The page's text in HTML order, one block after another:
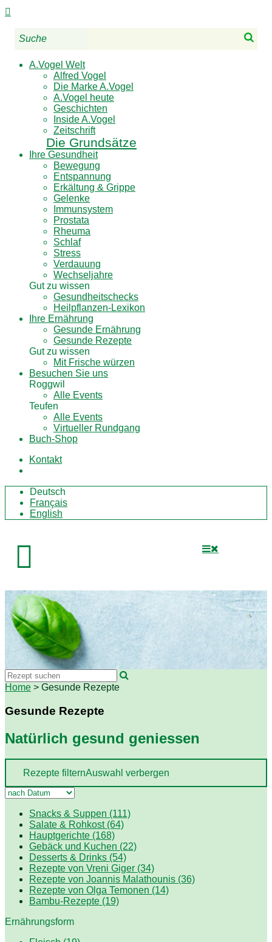

A.Vogel Welt
Alfred Vogel
Die Marke A.Vogel
A.Vogel heute
Geschichten
Inside A.Vogel
Zeitschrift
Die Grundsätze
Ihre Gesundheit
Bewegung
Entspannung
Erkältung & Grippe
Gelenke
Immunsystem
Prostata
Rheuma
Schlaf
Stress
Verdauung
Wechseljahre
Gut zu wissen
Gesundheitschecks
Heilpflanzen-Lexikon
Ihre Ernährung
Gesunde Ernährung
Gesunde Rezepte
Gut zu wissen
Mit Frische würzen
Besuchen Sie uns
Roggwil
Alle Events
Teufen
Alle Events
Virtueller Rundgang
Buch-Shop
Kontakt
Deutsch
Français
English

Home > Gesunde Rezepte
Gesunde Rezepte
Natürlich gesund geniessen
Rezepte filternAuswahl verbergen
Snacks & Suppen (111)
Salate & Rohkost (64)
Hauptgerichte (168)
Gebäck und Kuchen (22)
Desserts & Drinks (54)
Rezepte von Vreni Giger (34)
Rezepte von Joannis Malathounis (36)
Rezepte von Olga Temonen (14)
Bambu-Rezepte (19)
Ernährungsform